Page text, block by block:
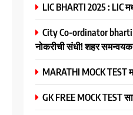
LIC BHARTI 2025 : LIC
City Co-ordinator bharti
नोकरीची संधी! शहर
MARATHI MOCK TEST
GK FREE MOCK TEST